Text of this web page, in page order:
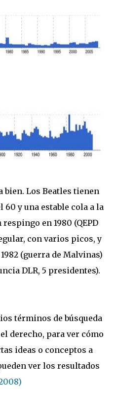
bien. Los Beatles tienen
60 y una estable cola a la
en 1980 (QEPD
con varios picos, y
(guerra de Malvinas)
DLR, 5 presidentes).
términos de búsqueda
derecho, para ver cómo
ideas o conceptos a
ver los resultados